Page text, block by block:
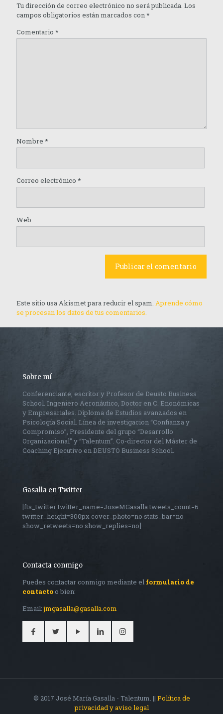
Tu dirección de correo electrónico no será publicada. Los
campos obligatorios están marcados con*
Comentario *
Nombre *
Correo electrónico *
Web
Este sitio usa Akismet para reducir el spam. Aprende cómo
se procesan los datos de tus comentarios.
Sobre mí
Conferenciante, escritor y Profesor de Deusto Business
School. Ingeniero Aeronáutico, Doctor en C. Enonómicas
y Empresariales. Diploma de Estudios avanzados en
Psicología Social. Línea de investigacion “Confianza y
Compromiso”, Presidente del grupo “Desarrollo
Organizacional” y “Talentum”. Co-director del Máster de
Coaching Ejecutivo en DEUSTO Business School.
Gasalla en Twitter
[fts_twitter twitter_name=JoseMGasalla tweets_count=6
twitter_height=300px cover_photo=no stats_bar=no
show_retweets=no show_replies=no]
Contacta conmigo
Puedes contactar conmigo mediante el formulario de
contacto o bien:
Email:jmgasalla@gasalla.com
© 2017 José María Gasalla - Talentum. || Política de
privacidad y aviso legal